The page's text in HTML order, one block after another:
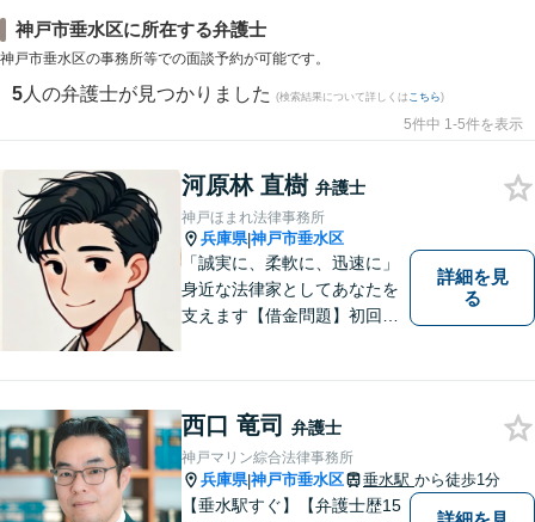
神戸市垂水区に所在する弁護士
神戸市垂水区の事務所等での面談予約が可能です。
5 人の弁護士が見つかりました (検索結果について詳しくは こちら)
5件中 1-5件を表示
河原林 直樹 弁護士
神戸ほまれ法律事務所
兵庫県|神戸市垂水区
「誠実に、柔軟に、迅速に」
身近な法律家としてあなたを
支えます【借金問題】初回相
生後の手続き・トラブル対応
までワンストップで対応【オ
ンライン面談OK】
詳細を見
る
西口 竜司 弁護士
神戸マリン綜合法律事務所
兵庫県|神戸市垂水区 垂水駅 から徒歩1分
【垂水駅すぐ】【弁護士歴15